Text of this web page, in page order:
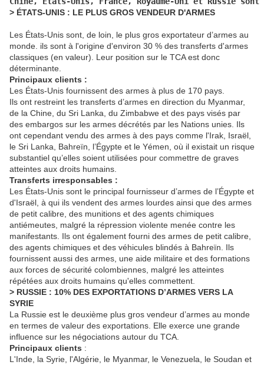
> ÉTATS-UNIS : LE PLUS GROS VENDEUR D'ARMES
Les États-Unis sont, de loin, le plus gros exportateur d’armes au
monde. ils sont à l'origine d'environ 30 % des transferts d'armes
classiques (en valeur). Leur position sur le TCA est donc
déterminante.
Principaux clients :
Les États-Unis fournissent des armes à plus de 170 pays.
Ils ont restreint les transferts d’armes en direction du Myanmar,
de la Chine, du Sri Lanka, du Zimbabwe et des pays visés par
des embargos sur les armes décrétés par les Nations unies. Ils
ont cependant vendu des armes à des pays comme l'Irak, Israël,
le Sri Lanka, Bahreïn, l’Égypte et le Yémen, où il existait un risque
substantiel qu’elles soient utilisées pour commettre de graves
atteintes aux droits humains.
Transferts irresponsables :
Les États-Unis sont le principal fournisseur d’armes de l’Égypte et
d'Israël, à qui ils vendent des armes lourdes ainsi que des armes
de petit calibre, des munitions et des agents chimiques
antiémeutes, malgré la répression violente menée contre les
manifestants. Ils ont également fourni des armes de petit calibre,
des agents chimiques et des véhicules blindés à Bahreïn. Ils
fournissent aussi des armes, une aide militaire et des formations
aux forces de sécurité colombiennes, malgré les atteintes
répétées aux droits humains qu'elles commettent.
> RUSSIE : 10% DES EXPORTATIONS D’ARMES VERS LA
SYRIE
La Russie est le deuxième plus gros vendeur d’armes au monde
en termes de valeur des exportations. Elle exerce une grande
influence sur les négociations autour du TCA.
Principaux clients :
L'Inde, la Syrie, l'Algérie, le Myanmar, le Venezuela, le Soudan et